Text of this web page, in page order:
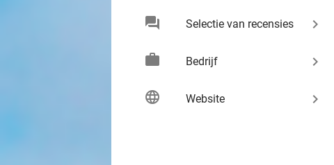
chat Selectie van recensies keyboard_arrow_right
work Bedrijf keyboard_arrow_right
language Website keyboard_arrow_right